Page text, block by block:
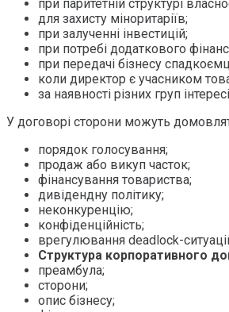
при паритетній структурі
для захисту міноритаріїв;
при залученні інвестицій;
при потребі додаткового
при передачі бізнесу
коли директор є учасником
за наявності різних груп
У договорі сторони можуть
порядок голосування;
продаж або викуп часток;
фінансування товариства;
дивідендну політику;
неконкуренцію;
конфіденційність;
врегулювання deadlock-
Структура корпоративного
преамбула;
сторони;
опис бізнесу;